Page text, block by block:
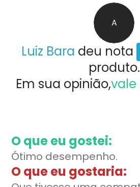
vídeo dificultando bastante
A construção geral é
especifico vem pintada de
sensação de ser um produto
ele acompanha diverso
varias placas mãe junto
A
Luiz Bara deu nota
produto.
Em sua opinião,
O que eu gostei:
Ótimo desempenho.
O que eu gostaria: